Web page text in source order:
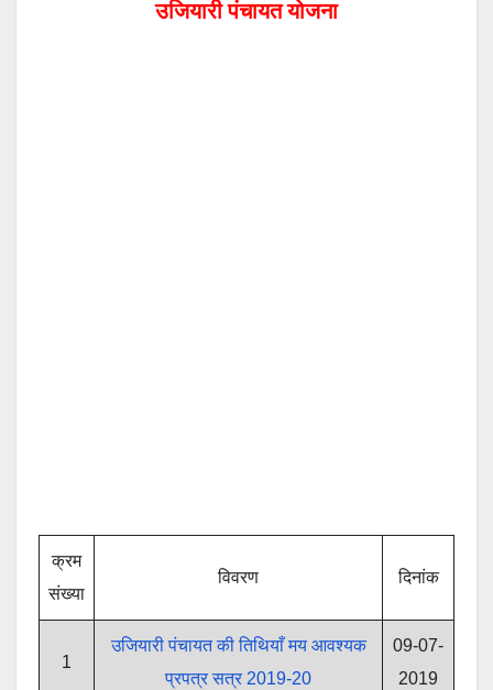
उजियारी पंचायत योजना
क्रम
संख्या
विवरण दिनांक
1
उजियारी पंचायत की तिथियाँ मय आवश्यक
प्रपत्र सत्र 2019-20
09-07-
2019